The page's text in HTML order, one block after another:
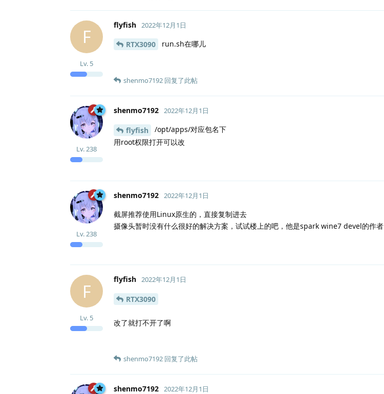
F
flyfish
Lv. 5
2022年12月1日
RTX3090 run.sh在哪儿
shenmo7192 回复了此帖
shenmo7192
Lv.238
2022年12月1日
flyfish
/opt/apps/对应包名下
用root权限打开可以改
shenmo7192
Lv.238
2022年12月1日
截屏推荐使用Linux原生的，直接复制进去
摄像头暂时没有什么很好的解决方案，试试楼上的吧，他是spark wine7 devel的作者
F
flyfish
Lv. 5
2022年12月1日
RTX3090
改了就打不开了啊
shenmo7192 回复了此帖
shenmo7192 2022年12月1日